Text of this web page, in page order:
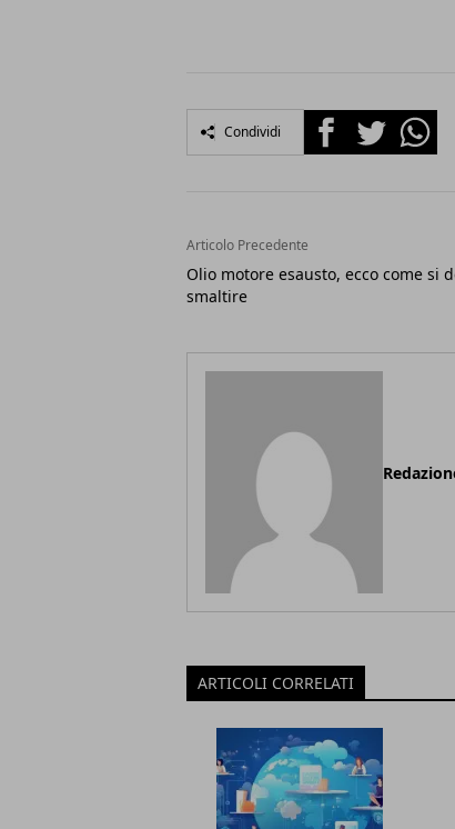
Condividi FacebookTwitter
Articolo Precedente
Olio motore esausto, ecco come si
smaltire
ARTICOLI CORRELATI